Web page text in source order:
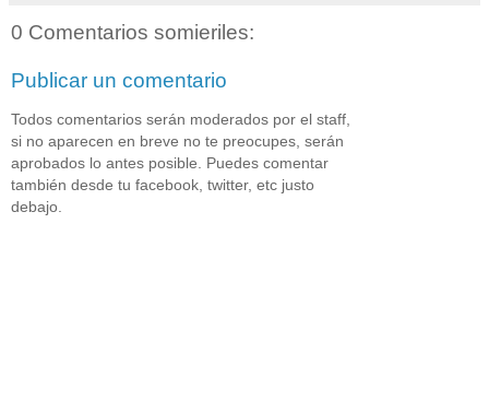
0 Comentarios somieriles:
Publicar un comentario
Todos comentarios serán moderados por el staff,
si no aparecen en breve no te preocupes, serán
aprobados lo antes posible. Puedes comentar
también desde tu facebook, twitter, etc justo
debajo.